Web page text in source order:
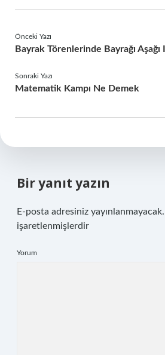
Önceki Yazı
Bayrak Törenlerinde Bayrağı
Sonraki Yazı
Matematik Kampı Ne Demek
Bir yanıt yazın
E-posta adresiniz yayınlanmayacak.
işaretlenmişlerdir
Yorum